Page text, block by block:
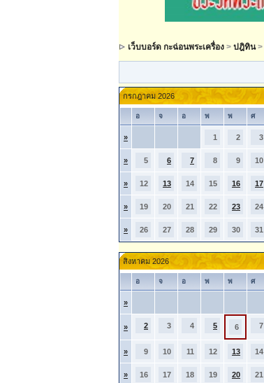
เว็บบอร์ด กะฉ่อนพระเครื่อง > ปฎิทิน>
กรกฎาคม 2026
อ จ อ พ พ ศ
» 1 2 3
» 5 6 7 8 9 10
» 12 13 14 15 16 17
» 19 20 21 22 23 24
» 26 27 28 29 30 31
สิงหาคม 2026
อ จ อ พ พ ศ
»
» 2 3 4 5 6 7
» 9 10 11 12 13 14
» 16 17 18 19 20 21